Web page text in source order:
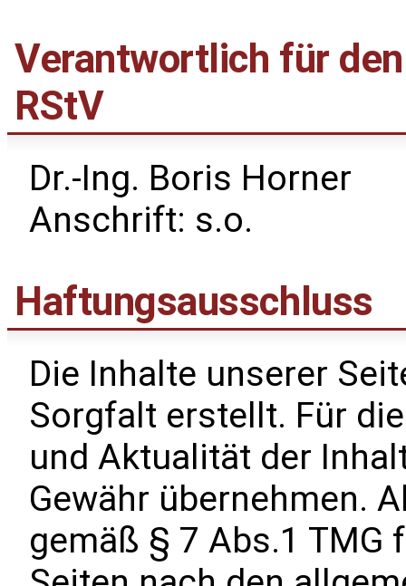
Verantwortlich für
RStV
Dr.-Ing. Boris Horner
Anschrift: s.o.
Haftungsausschluss
Die Inhalte unserer
Sorgfalt erstellt. Für
und Aktualität der
Gewähr übernehmen.
gemäß § 7 Abs.1 TMG